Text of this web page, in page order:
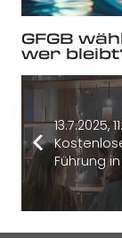
GFGB
wer
13.7.2025,
Führung in